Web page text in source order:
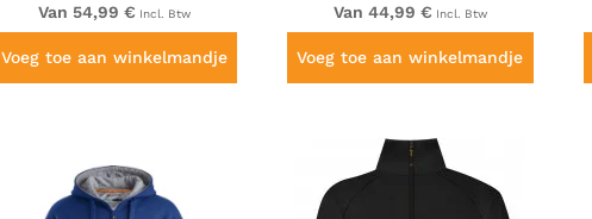
Van 54,99 € Incl. Btw
Voeg toe aan winkelmandje
Van 44,99 € Incl. Btw
Voeg toe aan winkelmandje